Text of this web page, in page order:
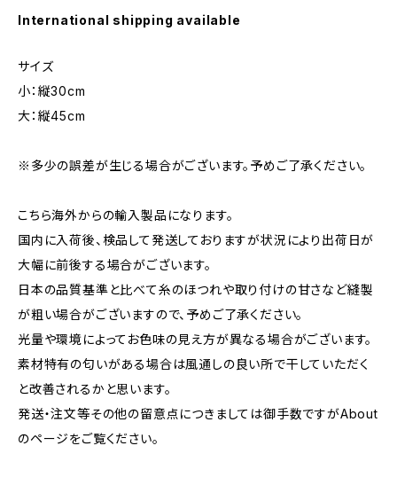
International shipping available
サイズ
小：縦30cm
大：縦45cm
※多少の誤差が生じる場合がございます。予めご了承ください。
こちら海外からの輸入製品になります。
国内に入荷後、検品して発送しておりますが状況により出荷日が
大幅に前後する場合がございます。
日本の品質基準と比べて糸のほつれや取り付けの甘さなど縫製
が粗い場合がございますので、予めご了承ください。
光量や環境によってお色味の見え方が異なる場合がございます。
素材特有の匂いがある場合は風通しの良い所で干していただく
と改善されるかと思います。
発送・注文等その他の留意点につきましては御手数ですがAbout
のページをご覧ください。